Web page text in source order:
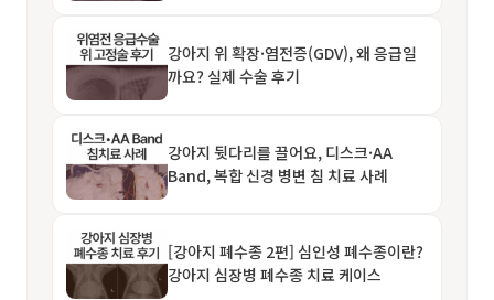
강아지 위 확장·염전증(GDV), 왜 응급일
까요? 실제 수술 후기
강아지 뒷다리를 끌어요, 디스크·AA
Band, 복합 신경 병변 침 치료 사례
[강아지 폐수종 2편] 심인성 폐수종이란?
강아지 심장병 폐수종 치료 케이스